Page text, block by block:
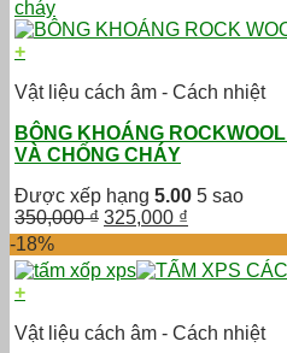
+
Vật liệu cách âm - Cách nhiệt
BÔNG KHOÁNG
VÀ CHỐNG CHÁY
Được xếp hạng 5.00 5 sao
350,000₫ Giá
gốc
là:
350,000 ₫.
325,000 ₫
hiện
tại
là:
-18%
+
Vật liệu cách âm - Cách nhiệt